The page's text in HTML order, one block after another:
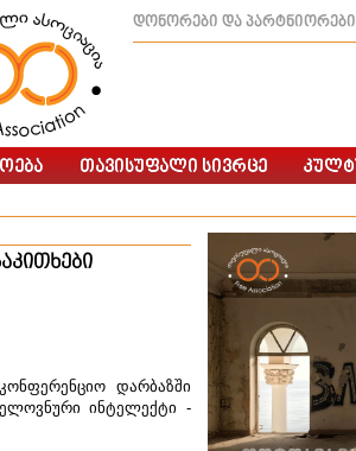
დონორები და პარტნიორები
დარბაზში
ინტელექტი -